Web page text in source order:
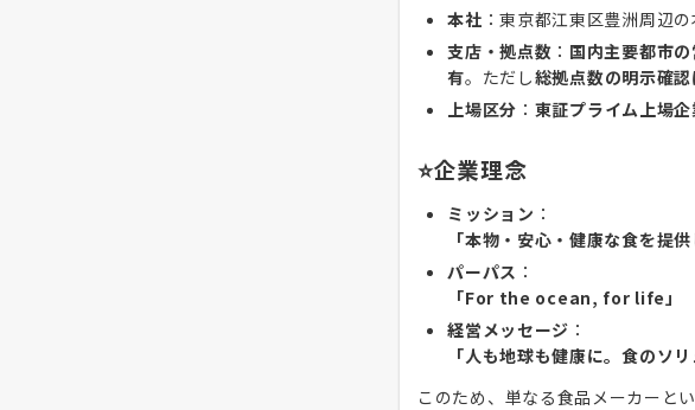
本社 ：東京都江東区豊洲周辺
支店・拠点数 ： 国内主要都市
有。ただし総拠点数の明示確
上場区分 ： 東証プライム上場
⭐企業理念
ミッション ：
「本物・安心・健康な食を提
パーパス ：
「For the ocean, for life」
経営メッセージ ：
「人も地球も健康に。食のソ
このため、単なる食品メーカーとい